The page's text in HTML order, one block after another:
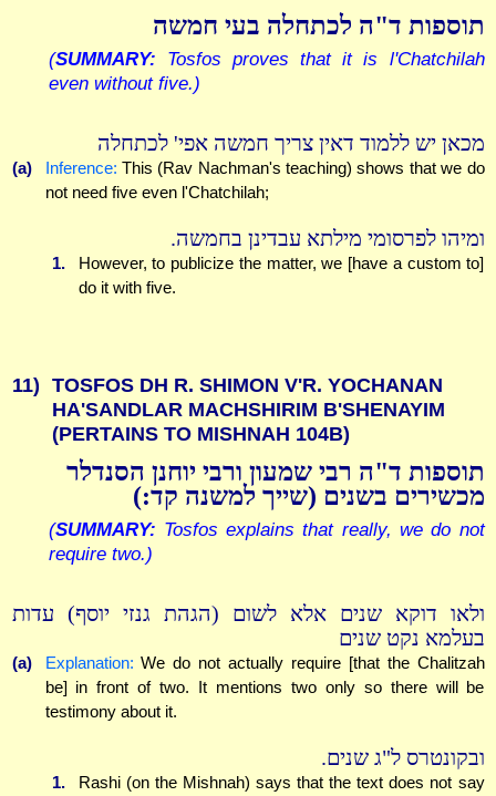
תוספות ד"ה לכתחלה בעי חמשה
(SUMMARY: Tosfos proves that it is l'Chatchilah
even without five.)
מכאן יש ללמוד דאין צריך חמשה אפי' לכתחלה
(a) Inference: This (Rav Nachman's teaching) shows that we do
not need five even l'Chatchilah;
ומיהו לפרסומי מילתא עבדינן בחמשה.
1.
However, to publicize the matter, we [have a custom to]
do it with five.
11) TOSFOS DH R. SHIMON V'R. YOCHANAN
HA'SANDLAR MACHSHIRIM B'SHENAYIM
(PERTAINS TO MISHNAH 104B)
תוספות ד"ה רבי שמעון ורבי יוחנן הסנדלר
מכשירים בשנים (שייך למשנה קד:)
(SUMMARY: Tosfos explains that really, we do not
require two.)
ולאו דוקא שנים אלא לשום (הגהת גנזי יוסף) עדות
בעלמא נקט שנים
(a) Explanation: We do not actually require [that the Chalitzah
be] in front of two. It mentions two only so there will be
testimony about it.
ובקונטרס ל"ג שנים.
1.
Rashi (on the Mishnah) says that the text does not say